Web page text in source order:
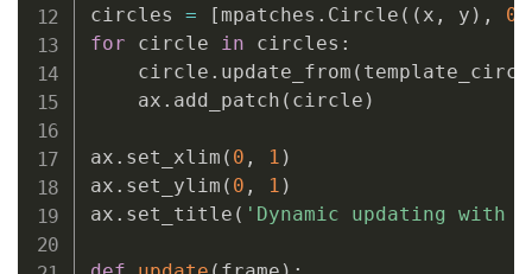
circles = [mpatches . Circle ( ( x , y ) ,
for circle in circles :
    circle
. update_from (
    ax
. add_patch ( circle )
ax . set_xlim ( 0 , 1 )
ax . set_ylim ( 0 , 1 )
ax . set_title ( 'Dynamic updating with